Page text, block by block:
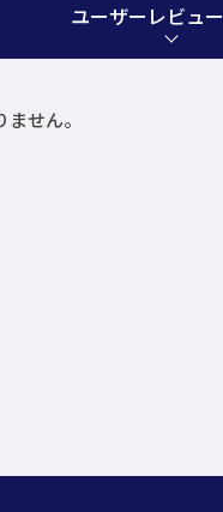
ユーザーレビュー
せん。